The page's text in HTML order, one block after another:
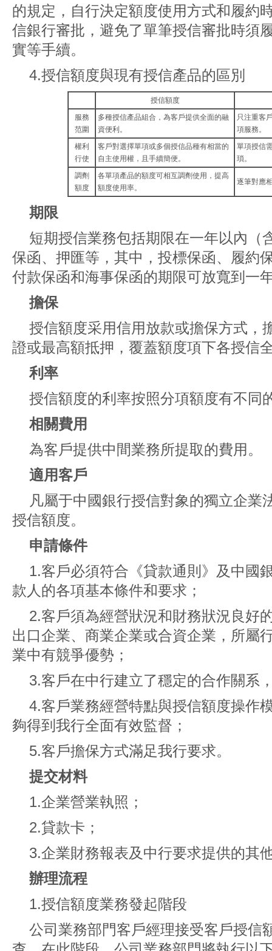
的規定，自行決定額度使用方式和履約
信銀行審批，避免了單筆授信審批時須
實等手續。
4.授信額度與現有授信產品的區別
授信額度
服務
范圍
多種授信產品組合，為客戶提供全面的融
資便利。
只注重客
項服務。
權利
行使
客戶對選擇單項或多個授信品種有相當的
自主使用權，且手續簡便。
單項授信
瑣。
調劑
額度
各單項產品的額度可相互調劑使用，提高
額度使用率。
逐筆對應
期限
短期授信業務包括期限在一年以內（
保函、押匯等，其中，投標保函、履約
付款保函和海事保函的期限可放寬到一
擔保
授信額度采用信用放款或擔保方式，
證或最高額抵押，覆蓋額度項下各授信
利率
授信額度的利率按照分項額度有不同
相關費用
為客戶提供中間業務所提取的費用。
適用客戶
凡屬于中國銀行授信對象的獨立企業
授信額度。
申請條件
1.客戶必須符合《貸款通則》及中國
款人的各項基本條件和要求；
2.客戶須為經營狀況和財務狀況良好
出口企業、商業企業或合資企業，所屬
業中有競爭優勢；
3.客戶在中行建立了穩定的合作關系
4.客戶業務經營特點與授信額度操作
夠得到我行全面有效監督；
5.客戶擔保方式滿足我行要求。
提交材料
1.企業營業執照；
2.貸款卡；
3.企業財務報表及中行要求提供的其
辦理流程
1.授信額度業務發起階段
公司業務部門客戶經理接受客戶授信